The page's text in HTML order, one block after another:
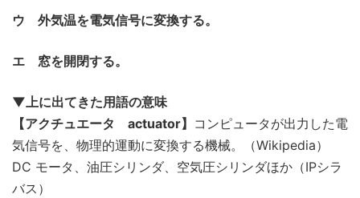
ウ 外気温を電気信号に変換する。
エ 窓を開閉する。
▼上に出てきた用語の意味
【アクチュエータ actuator】 コンピュータが出力した電
気信号を、物理的運動に変換する機械。（Wikipedia）
DC モータ、油圧シリンダ、空気圧シリンダほか（IPシラ
バス）